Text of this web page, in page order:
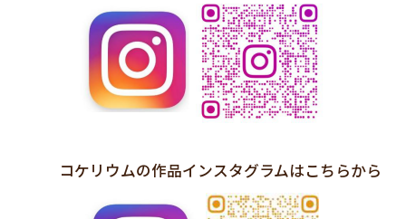
コケリウムの作品インスタグラムはこちらから